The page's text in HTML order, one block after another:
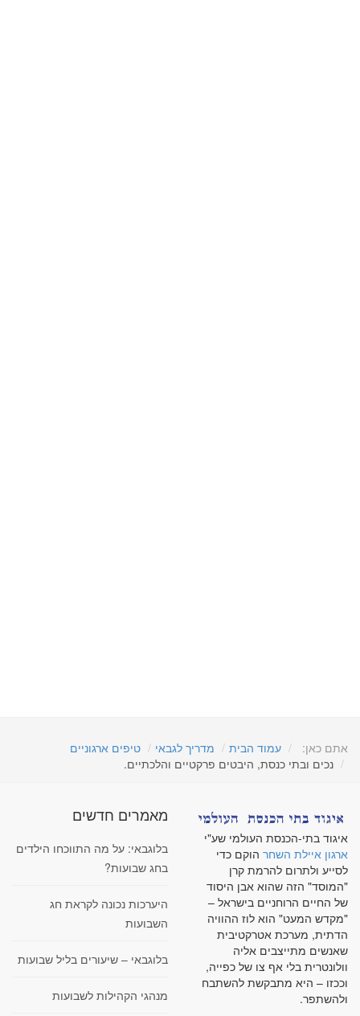
אתם כאן: עמוד הבית מדריך לגבאי
טיפים ארגוניים
נכים ובתי כנסת, היבטים פרקטיים והלכתיים.
איגוד בתי-הכנסת העולמי שע"י
ארגון איילת השחר הוקם כדי
לסייע ולתרום להרמת קרן
"המוסד" הזה שהוא אבן היסוד
של החיים הרוחניים בישראל –
"מקדש המעט" הוא לוז ההוויה
הדתית, מערכת אטרקטיבית
שאנשים מתייצבים אליה
וולונטרית בלי אף צו של כפייה,
וככזו – היא מתבקשת להשתבח
ולהשתפר.
מאמרים חדשים
בלוגבאי: על מה התווכחו הילדים
בחג שבועות?
היערכות נכונה לקראת חג
השבועות
בלוגבאי – שיעורים בליל שבועות
מנהגי הקהילות לשבועות